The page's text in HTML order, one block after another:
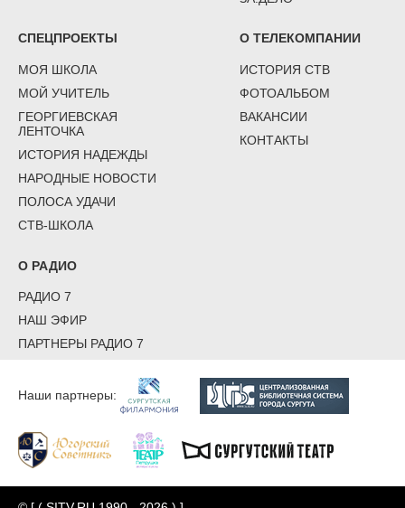
СПЕЦПРОЕКТЫ
МОЯ ШКОЛА
МОЙ УЧИТЕЛЬ
ГЕОРГИЕВСКАЯ
ЛЕНТОЧКА
ИСТОРИЯ НАДЕЖДЫ
НАРОДНЫЕ НОВОСТИ
ПОЛОСА УДАЧИ
СТВ-ШКОЛА
О ТЕЛЕКОМПАНИИ
ИСТОРИЯ СТВ
ФОТОАЛЬБОМ
ВАКАНСИИ
КОНТАКТЫ
О РАДИО
РАДИО 7
НАШ ЭФИР
ПАРТНЕРЫ РАДИО 7
Наши партнеры: